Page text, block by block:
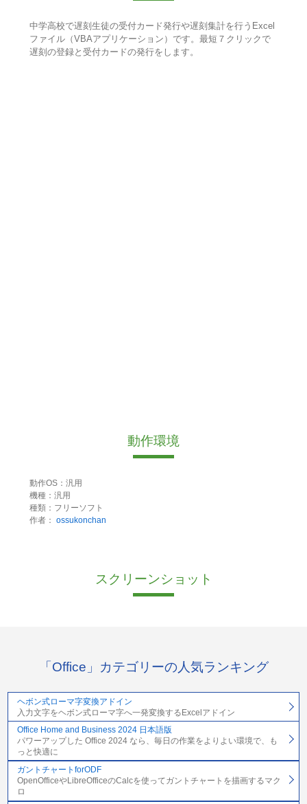
中学高校で遅刻生徒の受付カード発行や遅刻集計を行うExcel
ファイル（VBAアプリケーション）です。最短７クリックで
遅刻の登録と受付カードの発行をします。
動作環境
動作OS：汎用
機種：汎用
種類：フリーソフト
作者： ossukonchan
スクリーンショット
「Office」カテゴリーの人気ランキング
ヘボン式ローマ字変換アドイン
入力文字をヘボン式ローマ字へ一発変換するExcelアドイン
Office Home and Business 2024 日本語版
パワーアップした Office 2024 なら、毎日の作業をよりよい環境で、も
っと快適に
ガントチャートforODF
OpenOfficeやLibreOfficeのCalcを使ってガントチャートを描画するマク
ロ